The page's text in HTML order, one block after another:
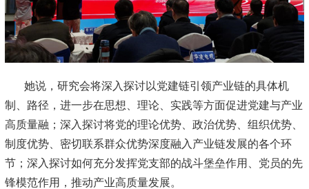
她说，研究会将深入探讨以党建链引领产业链的具体机
制、路径，进一步在思想、理论、实践等方面促进党建与产业
高质量融；深入探讨将党的理论优势、政治优势、组织优势、
制度优势、密切联系群众优势深度融入产业链发展的各个环
节；深入探讨如何充分发挥党支部的战斗堡垒作用、党员的先
锋模范作用，推动产业高质量发展。